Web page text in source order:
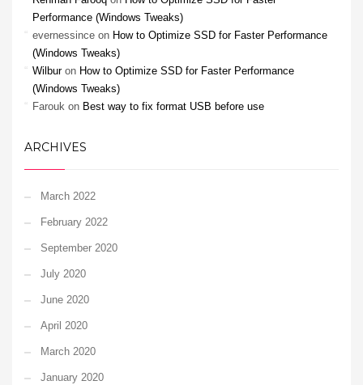
Performance (Windows Tweaks)
evernessince on How to Optimize SSD for Faster Performance
(Windows Tweaks)
Wilburon How to Optimize SSD for Faster Performance
(Windows Tweaks)
Farouk on Best way to fix format USB before use
ARCHIVES
March 2022
February 2022
September 2020
July 2020
June 2020
April 2020
March 2020
January 2020